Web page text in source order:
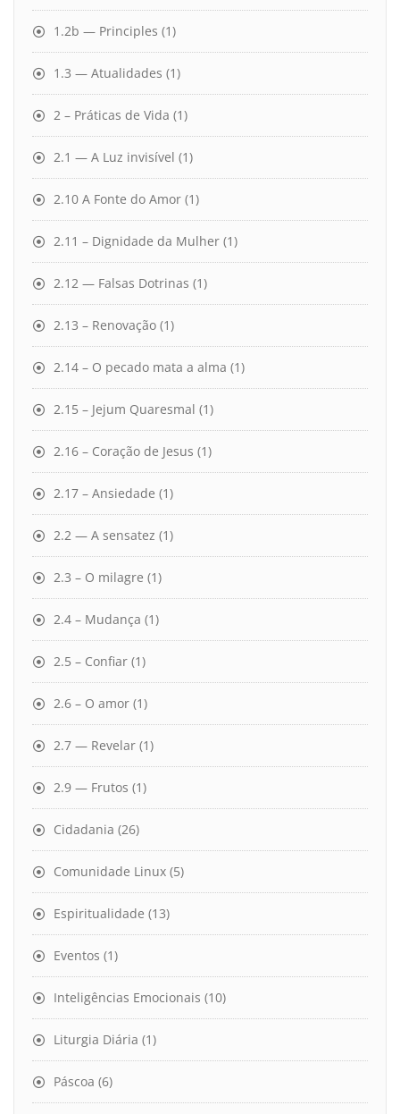
1.2b — Principles (1)
1.3 — Atualidades (1)
2 – Práticas de Vida (1)
2.1 — A Luz invisível (1)
2.10 A Fonte do Amor (1)
2.11 – Dignidade da Mulher (1)
2.12 — Falsas Dotrinas (1)
2.13 – Renovação (1)
2.14 – O pecado mata a alma (1)
2.15 – Jejum Quaresmal (1)
2.16 – Coração de Jesus (1)
2.17 – Ansiedade (1)
2.2 — A sensatez (1)
2.3 – O milagre (1)
2.4 – Mudança (1)
2.5 – Confiar (1)
2.6 – O amor (1)
2.7 — Revelar (1)
2.9 — Frutos (1)
Cidadania (26)
Comunidade Linux (5)
Espiritualidade (13)
Eventos (1)
Inteligências Emocionais (10)
Liturgia Diária (1)
Páscoa (6)